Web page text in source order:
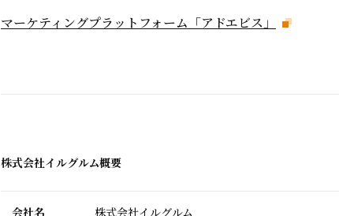
マーケティングプラットフォーム「アドエビス」
株式会社イルグルム概要
会社名 株式会社イルグルム